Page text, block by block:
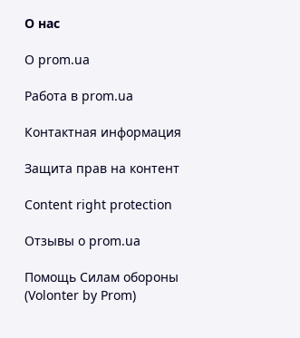
О нас
О prom.ua
Работа в prom.ua
Контактная информация
Защита прав на контент
Content right protection
Отзывы о prom.ua
Помощь Силам обороны
(Volonter by Prom)